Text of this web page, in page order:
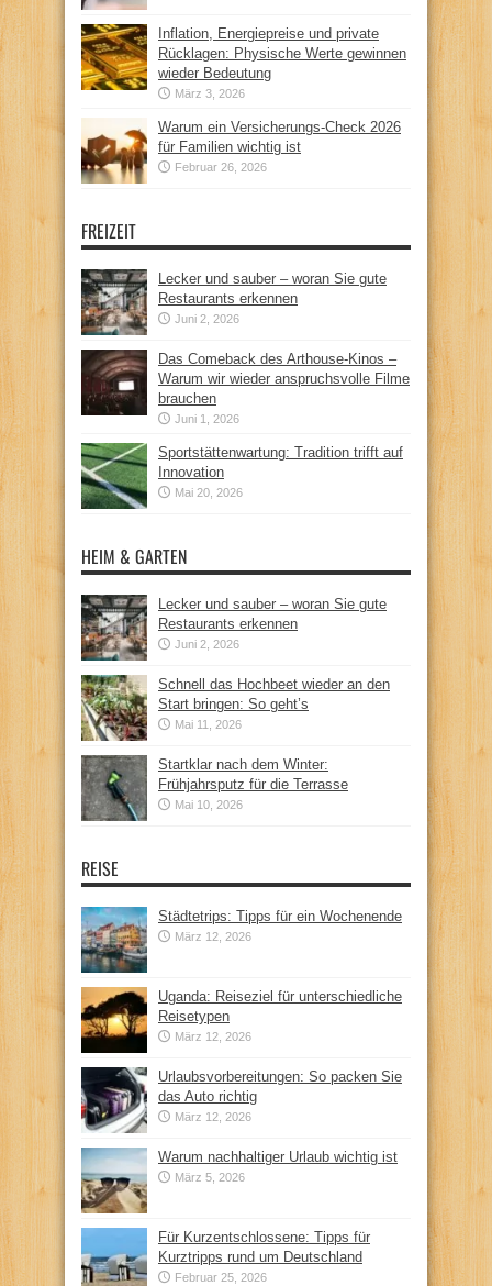
Inflation, Energiepreise und private
Rücklagen: Physische Werte gewinnen
wieder Bedeutung
März 3, 2026
Warum ein Versicherungs-Check 2026
für Familien wichtig ist
Februar 26, 2026
FREIZEIT
Lecker und sauber – woran Sie gute
Restaurants erkennen
Juni 2, 2026
Das Comeback des Arthouse-Kinos –
Warum wir wieder anspruchsvolle Filme
brauchen
Juni 1, 2026
Sportstättenwartung: Tradition trifft auf
Innovation
Mai 20, 2026
HEIM & GARTEN
Lecker und sauber – woran Sie gute
Restaurants erkennen
Juni 2, 2026
Schnell das Hochbeet wieder an den
Start bringen: So geht’s
Mai 11, 2026
Startklar nach dem Winter:
Frühjahrsputz für die Terrasse
Mai 10, 2026
REISE
Städtetrips: Tipps für ein Wochenende
März 12, 2026
Uganda: Reiseziel für unterschiedliche
Reisetypen
März 12, 2026
Urlaubsvorbereitungen: So packen Sie
das Auto richtig
März 12, 2026
Warum nachhaltiger Urlaub wichtig ist
März 5, 2026
Für Kurzentschlossene: Tipps für
Kurztripps rund um Deutschland
Februar 25, 2026